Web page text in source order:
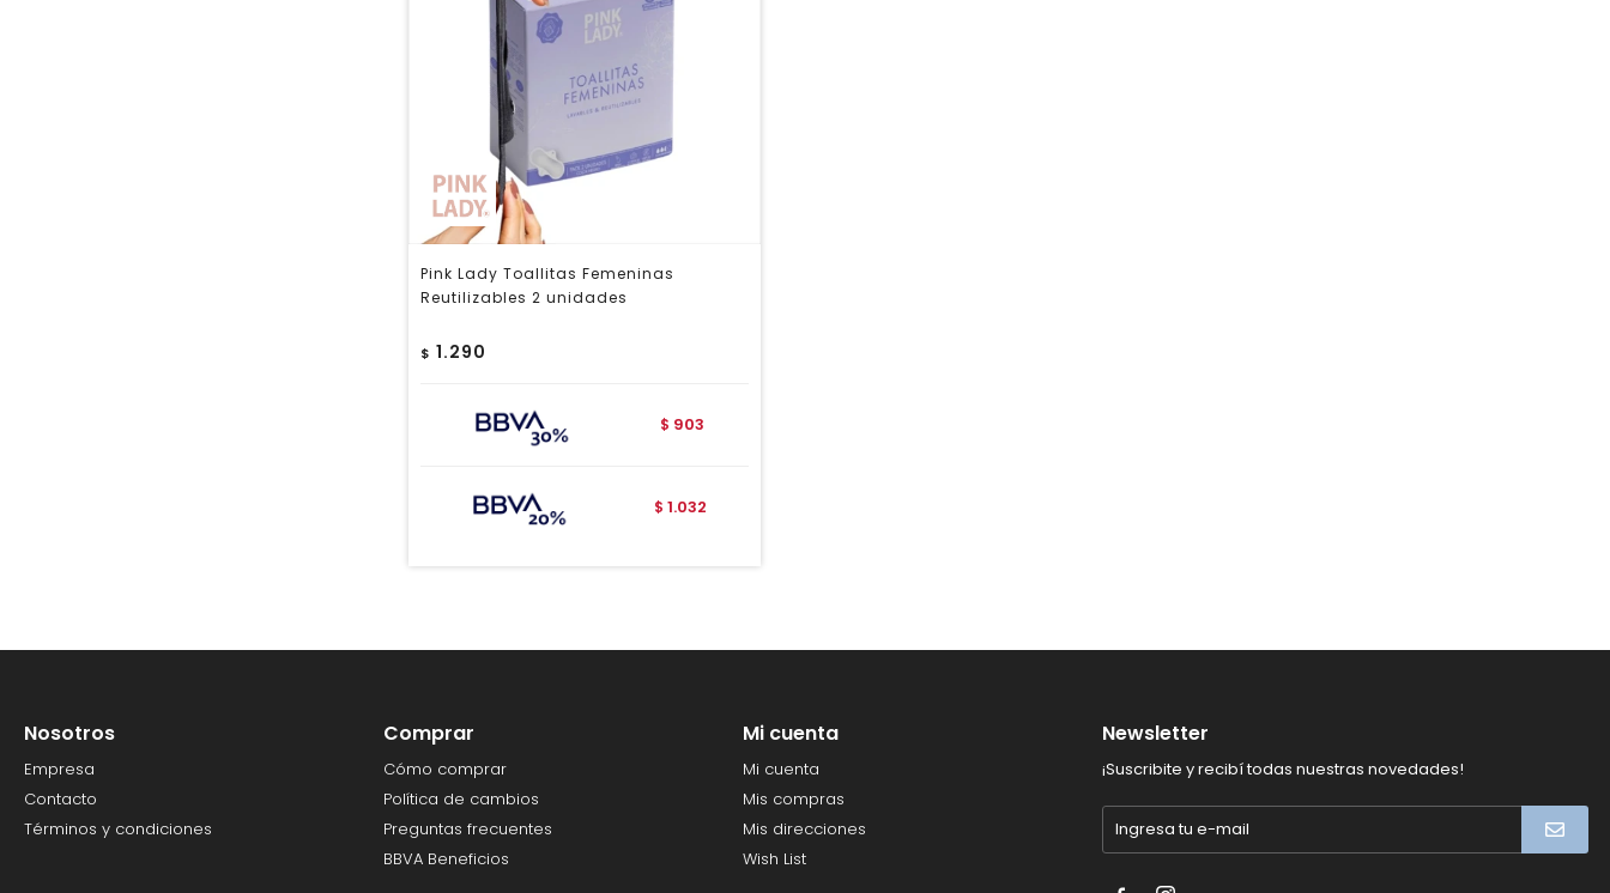
Pink Lady Toallitas Femeninas
Reutilizables 2 unidades
$ 1.290
$ 903
$ 1.032
Nosotros
Empresa
Contacto
Términos y condiciones
Comprar
Cómo comprar
Política de cambios
Preguntas frecuentes
BBVA Beneficios
Mi cuenta
Mi cuenta
Mis compras
Mis direcciones
Wish List
Newsletter
¡Suscribite y recibí todas nuestras novedades!